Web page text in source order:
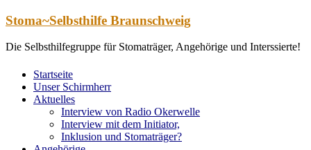
Zum
springen
Stoma~Selbsthilfe Braunschweig
Die Selbsthilfegruppe für Stomaträger, Angehörige und Interssierte!
Startseite
Unser Schirmherr
Aktuelles
Interview von Radio Okerwelle
Interview mit dem Initiator,
Inklusion und Stomaträger?